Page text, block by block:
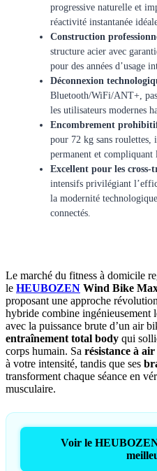
progressive naturelle et
réactivité instantanée
Construction
structure acier avec
pour des années d’usage
Déconnexion
Bluetooth/WiFi/ANT+,
les utilisateurs modernes
Encombrement
pour 72 kg sans roulettes,
permanent et compliquant
Excellent pour les cross-
intensifs privilégiant
la modernité
connectés.
Le marché du fitness à domicile
le HEUBOZEN Wind Bike
proposant une approche
hybride combine ingénieusement
avec la puissance brute d’un air
entraînement total body qui
corps humain. Sa résistance à
à votre intensité, tandis que ses
transforment chaque séance en
musculaire.
Voir le